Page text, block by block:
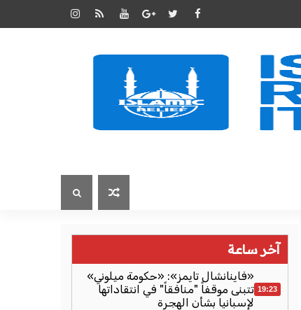
آخر ساعة
19:23
«فاينانشال تايمز»: «حكومة ميلوني»
تتبنى موقفاً "منافقاً" في انتقاداتها
لإسبانيا بشأن الهجرة